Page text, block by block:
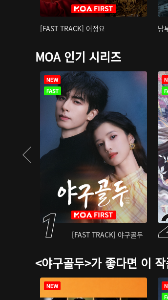
[FAST TRACK] 어정요 남
MOA 인기 시리즈
[FAST TRACK] 야구골두
<야구골두>가 좋다면 이